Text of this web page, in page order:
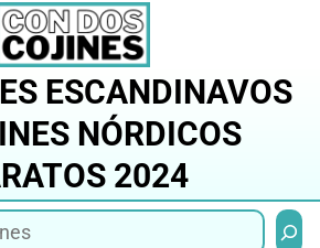
ESCANDINAVOS
NÓRDICOS
2024